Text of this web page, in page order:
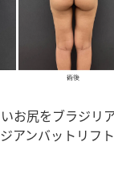
お尻をブラジリ
アンバットリフト